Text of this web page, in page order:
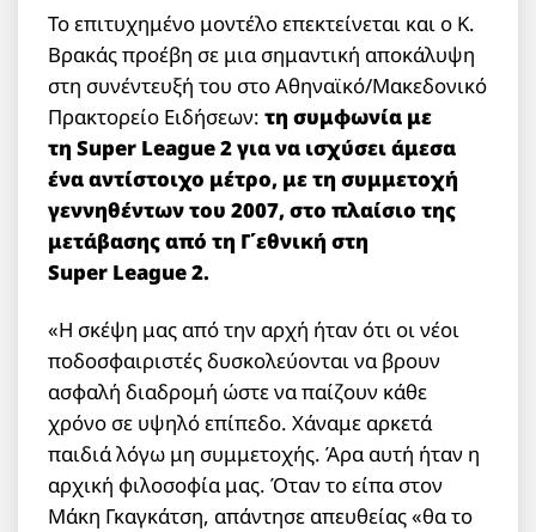
Το επιτυχημένο μοντέλο επεκτείνεται και ο Κ.
Βρακάς προέβη σε μια σημαντική αποκάλυψη
στη συνέντευξή του στο Αθηναϊκό/Μακεδονικό
Πρακτορείο Ειδήσεων:τη συμφωνία με
τηSuper League2 για να ισχύσει άμεσα
ένα αντίστοιχο μέτρο, με τη συμμετοχή
γεννηθέντων του 2007, στο πλαίσιο της
μετάβασης από τη Γ΄εθνική στη
Super League2.
«Η σκέψη μας από την αρχή ήταν ότι οι νέοι
ποδοσφαιριστές δυσκολεύονται να βρουν
ασφαλή διαδρομή ώστε να παίζουν κάθε
χρόνο σε υψηλό επίπεδο. Χάναμε αρκετά
παιδιά λόγω μη συμμετοχής. Άρα αυτή ήταν η
αρχική φιλοσοφία μας. Όταν το είπα στον
Μάκη Γκαγκάτση, απάντησε απευθείας «θα το